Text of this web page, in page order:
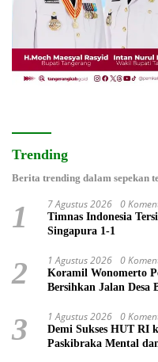
Trending
Berita trending dalam sepekan
1 7 Agustus 2026 0
Timnas Indonesia
Singapura 1-1
2 1 Agustus 2026 0
Koramil Wonomerto
Bersihkan Jalan Desa
3 1 Agustus 2026 0
Demi Sukses HUT RI
Paskibraka Mental